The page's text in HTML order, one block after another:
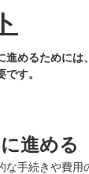
進めるためには
す。
に進める
な手続きや費用